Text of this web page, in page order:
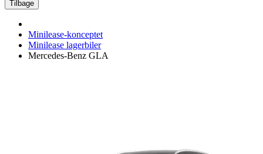
Tilbage
Minilease-konceptet
Minilease lagerbiler
Mercedes-Benz GLA